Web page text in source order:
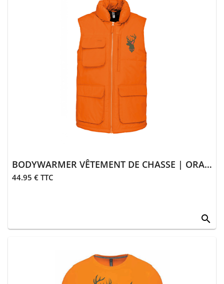
Animalerie
> Laisses,
colliers
> Sifflets,
grelots
> Accessoires
animalerie
BODYWARMER VÊTEMENT DE CHASSE | ORANGE
44.95 € TTC
search